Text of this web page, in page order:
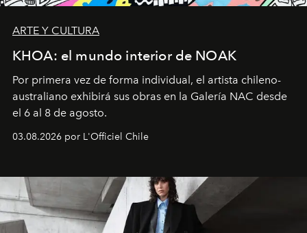
ARTE Y CULTURA
KHOA: el mundo interior de NOAK
Por primera vez de forma individual, el artista chileno-
australiano exhibirá sus obras en la Galería NAC desde
el 6 al 8 de agosto.
03.08.2026 por L'Officiel Chile